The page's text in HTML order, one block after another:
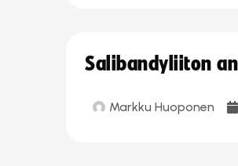
Salibandyliiton
Markku Huoponen